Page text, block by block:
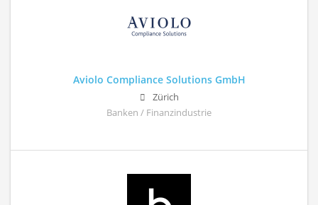
Aviolo Compliance Solutions GmbH
Zürich
Banken / Finanzindustrie